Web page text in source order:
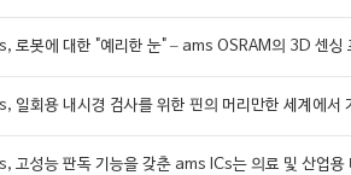
로봇에 대한 "예리한 눈" – ams OSRAM의 3D 센싱
일회용 내시경 검사를 위한 핀의 머리만한 세계에서
고성능 판독 기능을 갖춘 ams ICs는 의료 및 산업용